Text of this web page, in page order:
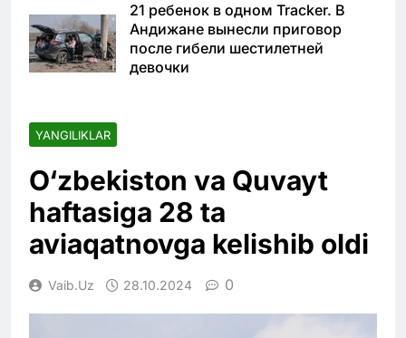
21 ребенок в одном Tracker. В
Андижане вынесли приговор
после гибели шестилетней
девочки
YANGILIKLAR
O‘zbekiston va Quvayt
haftasiga 28 ta
aviaqatnovga kelishib oldi
Vaib.uz 28.10.2024 0